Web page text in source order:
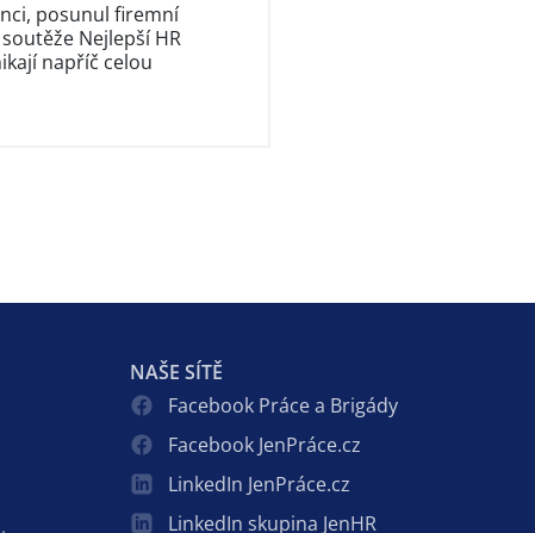
posunul firemní
Nejlepší HR
napříč celou
NAŠE SÍTĚ
Facebook Práce a Brigády
Facebook JenPráce.cz
LinkedIn JenPráce.cz
LinkedIn skupina JenHR